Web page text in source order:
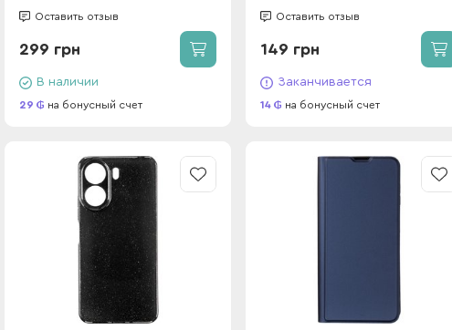
Оставить отзыв
299 грн
В наличии
29 на бонусный счет
Dragon fruit
Оставить отзыв
149 грн
Заканчивается
14 на бонусный счет